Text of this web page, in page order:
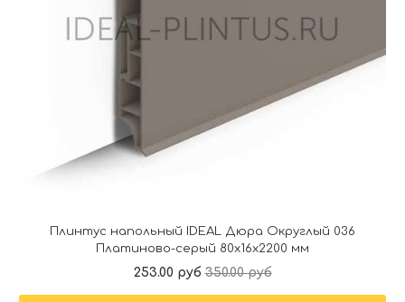
Плинтус напольный IDEAL Дюра Округлый 036
Платиново-серый 80x16x2200 мм
253.00 руб 350.00 руб